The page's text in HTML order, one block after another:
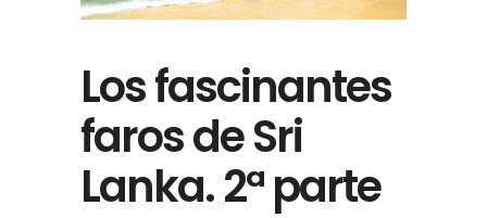
Los fascinantes
faros de Sri
Lanka. 2ª parte